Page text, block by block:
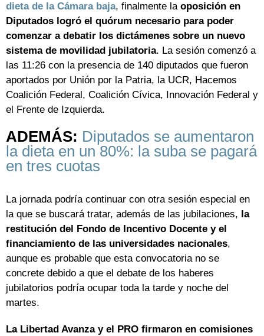
dieta de la Cámara baja, finalmente la oposición en
Diputados logró el quórum necesario para poder
comenzar a debatir los dictámenes sobre un nuevo
sistema de movilidad jubilatoria. La sesión comenzó a
las 11:26 con la presencia de 140 diputados que fueron
aportados por Unión por la Patria, la UCR, Hacemos
Coalición Federal, Coalición Cívica, Innovación Federal y
el Frente de Izquierda.
ADEMÁS: Diputados se aumentaron
la dieta en un 80%: la suba se pagará
en tres cuotas
La jornada podría continuar con otra sesión especial en
la que se buscará tratar, además de las jubilaciones, la
restitución del Fondo de Incentivo Docente y el
financiamiento de las universidades nacionales,
aunque es probable que esta convocatoria no se
concrete debido a que el debate de los haberes
jubilatorios podría ocupar toda la tarde y noche del
martes.
La Libertad Avanza y el PRO firmaron en comisiones